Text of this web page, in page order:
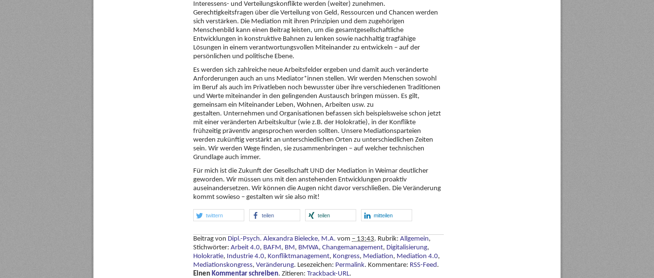
Interessens- und Verteilungskonflikte werden (weiter) zunehmen.
Gerechtigkeitsfragen über die Verteilung von Geld, Ressourcen und Chancen werden
sich verstärken. Die Mediation mit ihren Prinzipien und dem zugehörigen
Menschenbild kann einen Beitrag leisten, um die gesamtgesellschaftliche
Entwicklungen in konstruktive Bahnen zu lenken sowie nachhaltig tragfähige
Lösungen in einem verantwortungsvollen Miteinander zu entwickeln – auf der
persönlichen und politische Ebene.
Es werden sich zahlreiche neue Arbeitsfelder ergeben und damit auch veränderte
Anforderungen auch an uns Mediator*innen stellen. Wir werden Menschen sowohl
im Beruf als auch im Privatleben noch bewusster über ihre verschiedenen Traditionen
und Werte miteinander in den gelingenden Austausch bringen müssen. Es gilt,
gemeinsam ein Miteinander Leben, Wohnen, Arbeiten usw. zu
gestalten. Unternehmen und Organisationen befassen sich beispielsweise schon jetzt
mit einer veränderten Arbeitskultur (wie z.B. der Holokratie), in der Konflikte
frühzeitig präventiv angesprochen werden sollten. Unsere Mediationsparteien
werden zukünftig verstärkt an unterschiedlichen Orten zu unterschiedlichen Zeiten
sein. Wir werden Wege finden, sie zusammenbringen – auf welcher technischen
Grundlage auch immer.
Für mich ist die Zukunft der Gesellschaft UND der Mediation in Weimar deutlicher
geworden. Wir müssen uns mit den anstehenden Entwicklungen proaktiv
auseinandersetzen. Wir können die Augen nicht davor verschließen. Die Veränderung
kommt sowieso – gestalten wir sie also mit!
twittern teilen teilen mitteilen
Beitrag von Dipl.-Psych. Alexandra Bielecke, M.A. vom – 13:43. Rubrik: Allgemein,
Stichwörter: Arbeit 4.0, BAFM, BM, BMWA, Changemanagement, Digitalisierung,
Holokratie, Industrie 4.0, Konfliktmanagement, Kongress, Mediation, Mediation 4.0,
Mediationskongress, Veränderung. Lesezeichen: Permalink. Kommentare: RSS-Feed.
Einen Kommentar schreiben. Zitieren: Trackback-URL.